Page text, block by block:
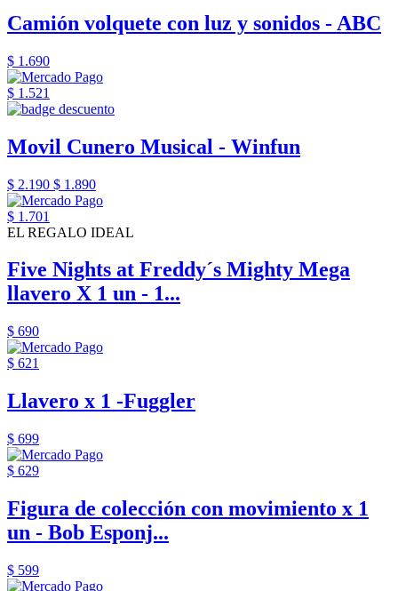
Camión volquete con luz y sonidos - ABC
$ 1.690
$ 1.521
Movil Cunero Musical - Winfun
$ 2.190 $ 1.890
$ 1.701
EL REGALO IDEAL
Five Nights at Freddy´s Mighty Mega
llavero X 1 un - 1...
$ 690
$ 621
Llavero x 1 -Fuggler
$ 699
$ 629
Figura de colección con movimiento x 1
un - Bob Esponj...
$ 599